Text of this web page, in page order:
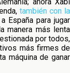
también con la
España para jugar
manera más lenta
por todos,
más firmes de
máquina de ganar